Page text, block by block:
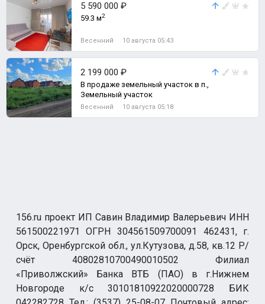
5 590 000 ₽
59.3 м2
Весенний 10 августа 05:43
2 199 000 ₽
В продаже земельный участок в п.,
Земельный участок
Весенний 10 августа 05:18
156.ru проект ИП Савин Владимир Валерьевич ИНН
561500221971 ОГРН 304561509700091 462431, г.
Орск, Оренбургской обл., ул.Кутузова, д.58, кв.12 Р/
счёт 40802810700490010502 Филиал
«Приволжский» Банка ВТБ (ПАО) в г.Нижнем
Новгороде к/с 30101810922020000728 БИК